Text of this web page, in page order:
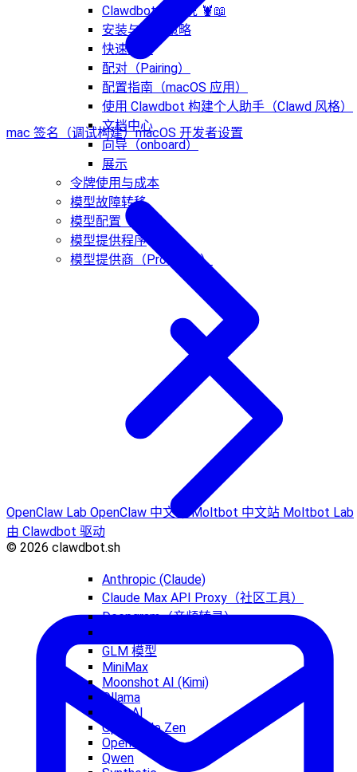
Clawdbot 的传说 🦞📖
安装与更新策略
快速开始
配对（Pairing）
配置指南（macOS 应用）
使用 Clawdbot 构建个人助手（Clawd 风格）
文档中心
向导（onboard）
展示
令牌使用与成本
模型故障转移
模型配置（探索）
模型提供程序
模型提供商（Providers）
Anthropic (Claude)
Claude Max API Proxy（社区工具）
Deepgram（音频转录）
GLM 模型
MiniMax
Moonshot AI (Kimi)
Ollama
OpenAI
OpenCode Zen
OpenRouter
Qwen
mac 签名（调试构建）macOS 开发者设置
OpenClaw Lab OpenClaw 中文站Moltbot 中文站 Moltbot Lab
由 Clawdbot 驱动
© 2026 clawdbot.sh